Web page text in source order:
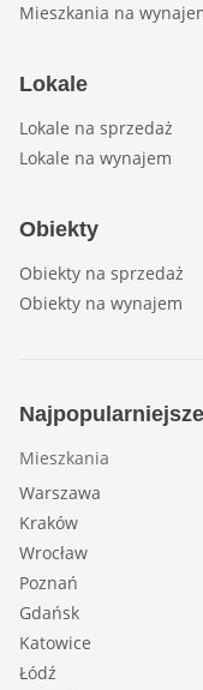
Mieszkania na
Lokale
Lokale na sprzedaż
Lokale na wynajem
Obiekty
Obiekty na sprzedaż
Obiekty na wynajem
Mieszkania
Warszawa
Kraków
Wrocław
Poznań
Gdańsk
Katowice
Łódź